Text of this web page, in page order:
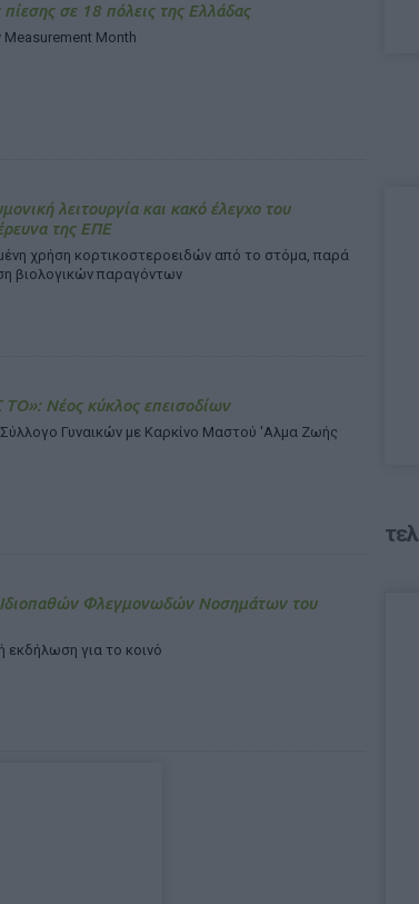
σε 18 πόλεις της Ελλάδας
Measurement Month
λειτουργία και κακό έλεγχο του
της ΕΠΕ
χρήση κορτικοστεροειδών από το στόμα, παρά
βιολογικών παραγόντων
Νέος κύκλος επεισοδίων
Γυναικών με Καρκίνο Μαστού 'Αλμα Ζωής
Φλεγμονωδών Νοσημάτων του
εκδήλωση για το κοινό